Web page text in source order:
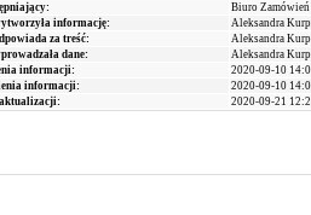
Biuro
informację:
Aleksandra
za treść:
Aleksandra
dane:
Aleksandra
informacji:
2020-09-10
informacji:
2020-09-10
2020-09-21